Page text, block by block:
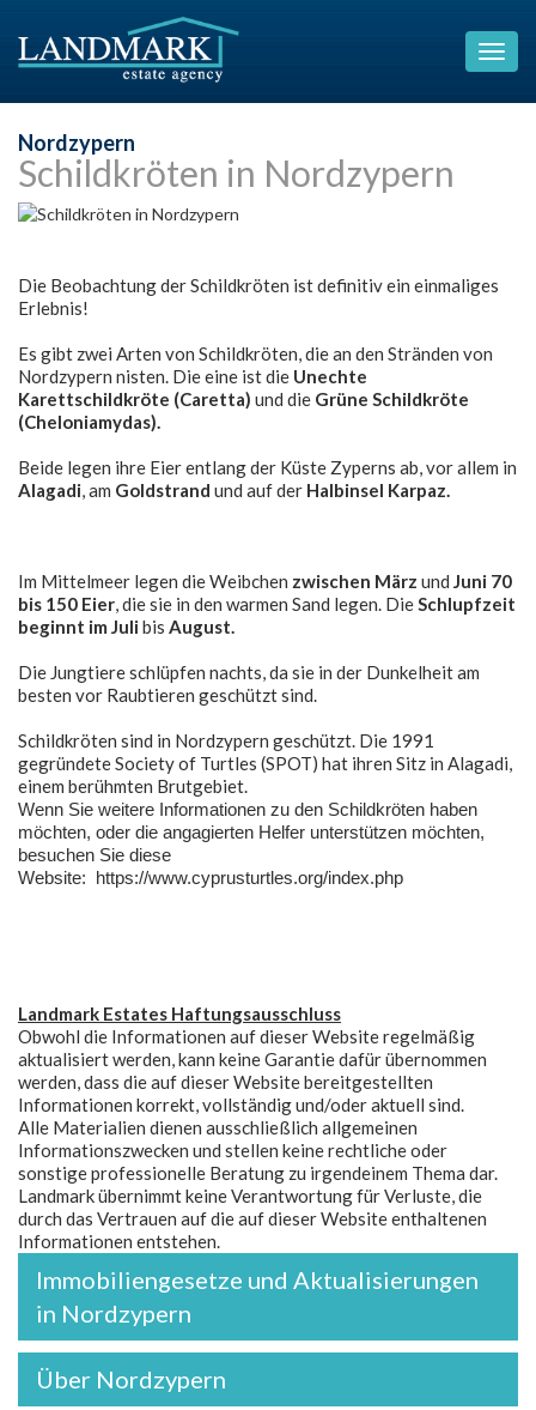
Nordzypern
Schildkröten in Nordzypern
Die Beobachtung der Schildkröten ist definitiv ein einmaliges
Erlebnis!
Es gibt zwei Arten von Schildkröten, die an den Stränden von
Nordzypern nisten. Die eine ist die Unechte
Karettschildkröte (Caretta) und die Grüne Schildkröte
(Cheloniamydas).
Beide legen ihre Eier entlang der Küste Zyperns ab, vor allem in
Alagadi, am Goldstrand und auf der Halbinsel Karpaz.
Im Mittelmeer legen die Weibchen zwischen März und Juni 70
bis 150 Eier, die sie in den warmen Sand legen. DieSchlupfzeit
beginnt im Juli bis August.
Die Jungtiere schlüpfen nachts, da sie in der Dunkelheit am
besten vor Raubtieren geschützt sind.
Schildkröten sind in Nordzypern geschützt. Die 1991
gegründete Society of Turtles (SPOT) hat ihren Sitz in Alagadi,
einem berühmten Brutgebiet.
Wenn Sie weitere Informationen zu den Schildkröten haben
möchten, oder die angagierten Helfer unterstützen möchten,
besuchen Sie diese
Website: https://www.cyprusturtles.org/index.php
Landmark Estates Haftungsausschluss
Obwohl die Informationen auf dieser Website regelmäßig
aktualisiert werden, kann keine Garantie dafür übernommen
werden, dass die auf dieser Website bereitgestellten
Informationen korrekt, vollständig und/oder aktuell sind.
Alle Materialien dienen ausschließlich allgemeinen
Informationszwecken und stellen keine rechtliche oder
sonstige professionelle Beratung zu irgendeinem Thema dar.
Landmark übernimmt keine Verantwortung für Verluste, die
durch das Vertrauen auf die auf dieser Website enthaltenen
Informationen entstehen.
Immobiliengesetze und Aktualisierungen
in Nordzypern
Über Nordzypern